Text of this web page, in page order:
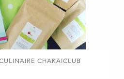
CHAKAICLUB